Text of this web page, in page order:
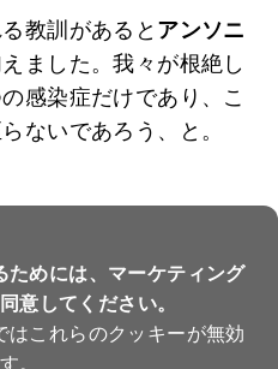
教訓があると アンソニ
ました。我々が根絶し
感染症だけであり、こ
ないであろう、と。
ためには、マーケティング
意してください。
これらのクッキーが無効
。